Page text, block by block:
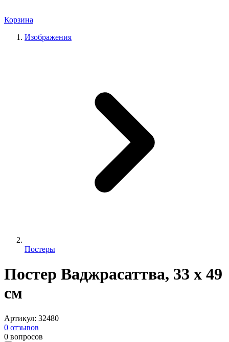
Корзина
Изображения
Постеры
Постер Ваджрасаттва, 33 х 49
см
Артикул: 32480
0 отзывов
0 вопросов